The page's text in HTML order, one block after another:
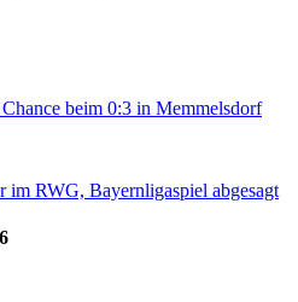
beim 0:3 in Memmelsdorf
im RWG, Bayernligaspiel abgesagt